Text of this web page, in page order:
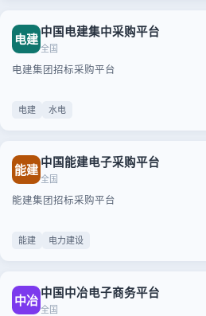
电建 中国电建集中采购平台
全国
电建集团招标采购平台
电建 水电
能建 中国能建电子采购平台
全国
能建集团招标采购平台
能建 电力建设
中冶 中国中冶电子商务平台
全国